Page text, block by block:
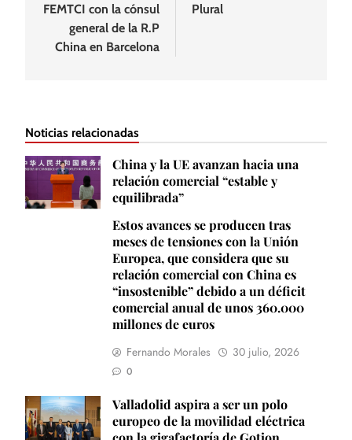
entradas
FEMTCI con la cónsul
general de la R.P
China en Barcelona
Plural
Noticias relacionadas
China y la UE avanzan hacia una
relación comercial “estable y
equilibrada”
Estos avances se producen tras
meses de tensiones con la Unión
Europea, que considera que su
relación comercial con China es
“insostenible” debido a un déficit
comercial anual de unos 360.000
millones de euros
Fernando Morales 30 julio, 2026
0
Valladolid aspira a ser un polo
europeo de la movilidad eléctrica